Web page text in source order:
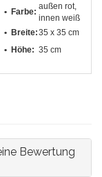
• Farbe:
außen rot,
innen weiß
• Breite:35 x 35 cm
• Höhe: 35 cm
Bewertung